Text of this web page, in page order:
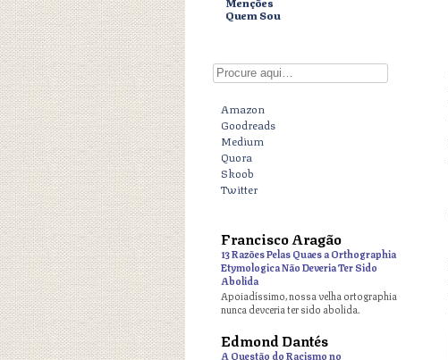
Quem Sou
Digite aqui
Amazon
Goodreads
Medium
Quora
Skoob
Twitter
Francisco Aragão
13 Razões Pelas Quaes a Orthographia
Etymologica Não Deveria Ter Sido
Abolida
Apoiadíssimo, nossa velha ortographia
nunca devceria ter sido abolida.
Edmond Dantés
A Questão do Racismo no